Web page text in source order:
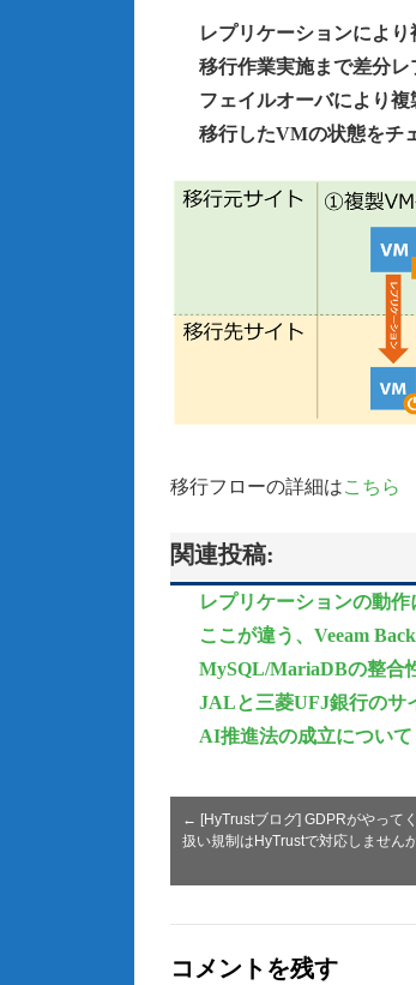
レプリケーションによ
移行作業実施まで差分
フェイルオーバにより
移行したVMの状態をチ
移行フローの詳細はこちら
関連投稿:
レプリケーションの動
ここが違う、Veeam
MySQL/MariaDBの整合
JALと三菱UFJ銀行のサ
AI推進法の成立について
← [HyTrustブログ] GDPRがやって
扱い規制はHyTrustで対応しません
コメントを残す